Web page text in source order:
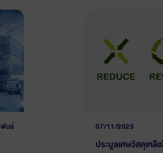
พันธ์ 07/11/2025
ประมูลเศษวัสดุเหลื